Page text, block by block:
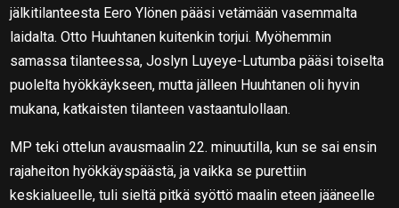
jälkitilanteesta Eero Ylönen pääsi vetämään vasemmalta
laidalta. Otto Huuhtanen kuitenkin torjui. Myöhemmin
samassa tilanteessa, Joslyn Luyeye-Lutumba pääsi toiselta
puolelta hyökkäykseen, mutta jälleen Huuhtanen oli hyvin
mukana, katkaisten tilanteen vastaantulollaan.
MP teki ottelun avausmaalin 22. minuutilla, kun se sai ensin
rajaheiton hyökkäyspäästä, ja vaikka se purettiin
keskialueelle, tuli sieltä pitkä syöttö maalin eteen jääneelle